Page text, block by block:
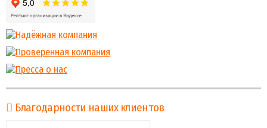
Благодарности наших клиентов